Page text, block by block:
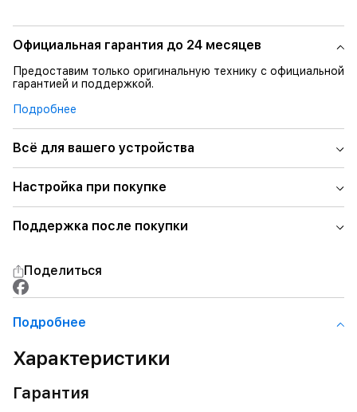
Официальная гарантия до 24 месяцев
Предоставим только оригинальную технику с официальной
гарантией и поддержкой.
Подробнее
Всё для вашего устройства
Настройка при покупке
Поддержка после покупки
Поделиться
Подробнее
Характеристики
Гарантия